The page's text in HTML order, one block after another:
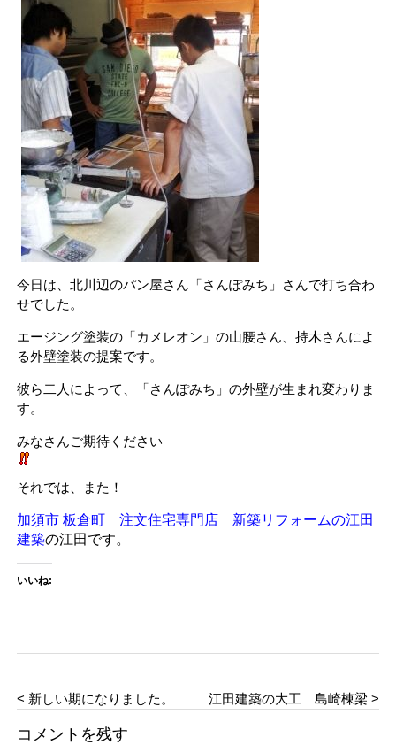
今日は、北川辺のパン屋さん「さんぽみち」さんで打ち合わ
せでした。
エージング塗装の「カメレオン」の山腰さん、持木さんによ
る外壁塗装の提案です。
彼ら二人によって、「さんぽみち」の外壁が生まれ変わりま
す。
みなさんご期待ください
それでは、また！
加須市 板倉町 注文住宅専門店 新築リフォームの江田
建築の江田です。
いいね:
< 新しい期になりました。 江田建築の大工 島崎棟梁 >
コメントを残す